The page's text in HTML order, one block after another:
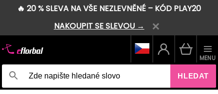
🔥 20 % SLEVA NA VŠE NEZLEVNĚNÉ – KÓD PLAY20
NAKOUPIT SE SLEVOU →
HLEDAT
MENU